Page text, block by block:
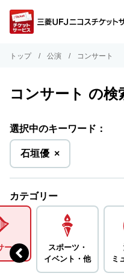
トップ 公演 コンサート
コンサート の検
選択中のキーワード：
石垣優を
削
除
×
カテゴリー
ート
スポーツ・
イベント・ 他
ミ